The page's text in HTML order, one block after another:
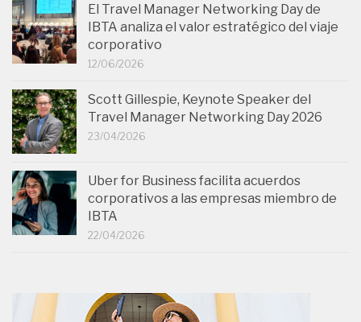
El Travel Manager Networking Day de
IBTA analiza el valor estratégico del viaje
corporativo
12/06/2026
Scott Gillespie, Keynote Speaker del
Travel Manager Networking Day 2026
23/04/2026
Uber for Business facilita acuerdos
corporativos a las empresas miembro de
IBTA
22/04/2026